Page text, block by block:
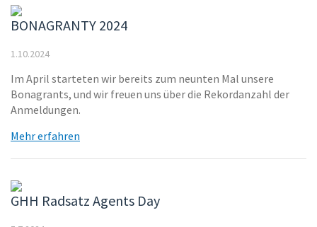
BONAGRANTY 2024
1.10.2024
Im April starteten wir bereits zum neunten Mal unsere
Bonagrants, und wir freuen uns über die Rekordanzahl der
Anmeldungen.
Mehr erfahren
GHH Radsatz Agents Day